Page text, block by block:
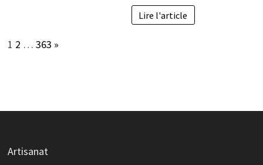
Lire l'article
Page:
1 2 … 363 Next
»
Artisanat